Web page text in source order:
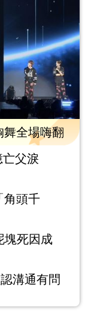
全場嗨翻
父淚
角頭千
死因成
溝通有問